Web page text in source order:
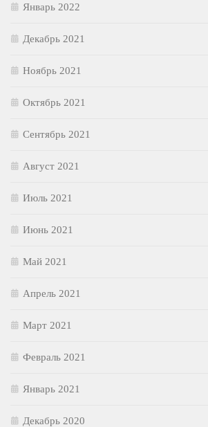
Январь 2022
Декабрь 2021
Ноябрь 2021
Октябрь 2021
Сентябрь 2021
Август 2021
Июль 2021
Июнь 2021
Май 2021
Апрель 2021
Март 2021
Февраль 2021
Январь 2021
Декабрь 2020